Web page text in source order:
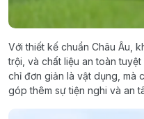
Với thiết kế chuẩn Châu Âu,
trội, và chất liệu an toàn
chỉ đơn giản là vật dụng, mà
góp thêm sự tiện nghi và an